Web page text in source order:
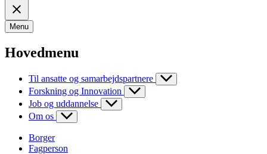
Menu
Hovedmenu
Til ansatte og samarbejdspartnere
Forskning og Innovation
Job og uddannelse
Om os
Borger
Fagperson